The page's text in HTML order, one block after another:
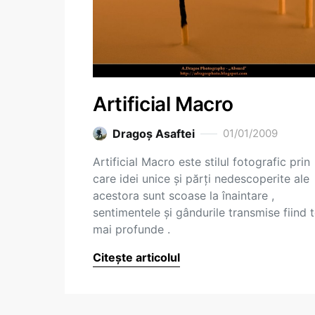
Artificial Macro
Dragoş Asaftei 01/01/2009
Artificial Macro este stilul fotografic prin
care idei unice şi părţi nedescoperite ale
acestora sunt scoase la înaintare ,
sentimentele şi gândurile transmise fiind
mai profunde .
Citește articolul